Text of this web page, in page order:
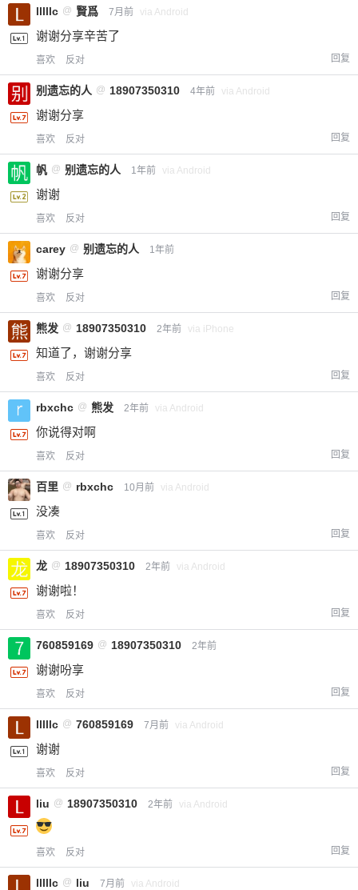
lllllc @ 賢爲 7月前 via Android
谢谢分享辛苦了
喜欢 反对 回复
别遗忘的人 @ 18907350310 4年前 via Android
谢谢分享
喜欢 反对 回复
帆 @ 别遗忘的人 1年前 via Android
谢谢
喜欢 反对 回复
carey @ 别遗忘的人 1年前
谢谢分享
喜欢 反对 回复
熊发 @ 18907350310 2年前 via iPhone
知道了，谢谢分享
喜欢 反对 回复
rbxchc @ 熊发 2年前 via Android
你说得对啊
喜欢 反对 回复
百里 @ rbxchc 10月前 via Android
没凑
喜欢 反对 回复
龙 @ 18907350310 2年前 via Android
谢谢啦！
喜欢 反对 回复
760859169 @ 18907350310 2年前
谢谢吩享
喜欢 反对 回复
lllllc @ 760859169 7月前 via Android
谢谢
喜欢 反对 回复
liu @ 18907350310 2年前 via Android
喜欢 反对 回复
lllllc @ liu 7月前 via Android